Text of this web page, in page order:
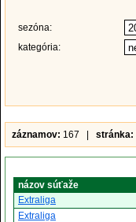
sezóna:
kategória:
záznamov: 167 | stránka:
názov súťaže
Extraliga
Extraliga